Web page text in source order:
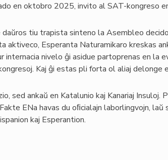
en oktobro 2025, invito al SAT-kongreso
tiu trapista sinteno la Asembleo
aktiveco, Esperanta Naturamikaro kreskas
internacia nivelo ĝi asidue partoprenas en la
Kaj ĝi estas pli forta ol aliaj delonge
sed ankaŭ en Katalunio kaj Kanariaj Insuloj.
ENa havas du oﬁcialajn laborlingvojn, laŭ
kaj Esperantion.